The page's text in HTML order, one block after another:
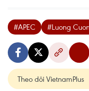
#APEC #Luong
Theo dõi VietnamPlus